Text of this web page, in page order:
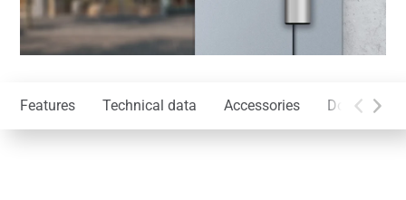
Features Technical data Accessories Downloads